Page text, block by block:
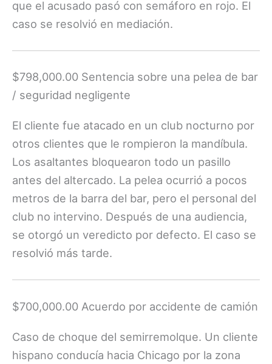
que el acusado pasó con semáforo en rojo. El
caso se resolvió en mediación.
$798,000.00 Sentencia sobre una pelea de bar
/ seguridad negligente
El cliente fue atacado en un club nocturno por
otros clientes que le rompieron la mandíbula.
Los asaltantes bloquearon todo un pasillo
antes del altercado. La pelea ocurrió a pocos
metros de la barra del bar, pero el personal del
club no intervino. Después de una audiencia,
se otorgó un veredicto por defecto. El caso se
resolvió más tarde.
$700,000.00 Acuerdo por accidente de camión
Caso de choque del semirremolque. Un cliente
hispano conducía hacia Chicago por la zona